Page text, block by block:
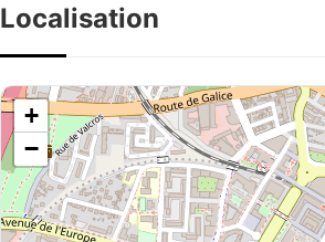
Localisation
+
−